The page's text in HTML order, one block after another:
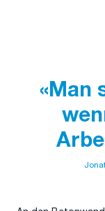
«Man